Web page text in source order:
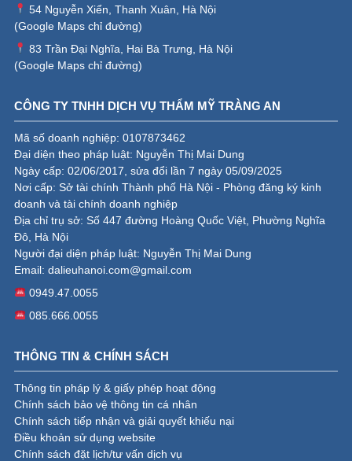
54 Nguyễn Xiển, Thanh Xuân, Hà Nội
(Google Maps chỉ đường)
83 Trần Đại Nghĩa, Hai Bà Trưng, Hà Nội
(Google Maps chỉ đường)
CÔNG TY TNHH DỊCH VỤ THẨM MỸ TRÀNG AN
Mã số doanh nghiệp: 0107873462
Đại diện theo pháp luật: Nguyễn Thị Mai Dung
Ngày cấp: 02/06/2017, sửa đổi lần 7 ngày 05/09/2025
Nơi cấp: Sở tài chính Thành phố Hà Nội - Phòng đăng ký kinh
doanh và tài chính doanh nghiệp
Địa chỉ trụ sở: Số 447 đường Hoàng Quốc Việt, Phường Nghĩa
Đô, Hà Nội
Người đại diện pháp luật: Nguyễn Thị Mai Dung
Email: dalieuhanoi.com@gmail.com
0949.47.0055
085.666.0055
THÔNG TIN & CHÍNH SÁCH
Thông tin pháp lý & giấy phép hoạt động
Chính sách bảo vệ thông tin cá nhân
Chính sách tiếp nhận và giải quyết khiếu nại
Điều khoản sử dụng website
Chính sách đặt lịch/tư vấn dịch vụ